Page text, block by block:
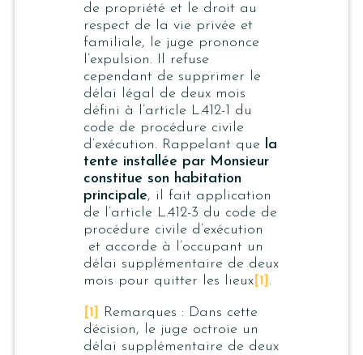
de propriété et le droit au
respect de la vie privée et
familiale, le juge prononce
l’expulsion. Il refuse
cependant de supprimer le
délai légal de deux mois
défini à l’article L.412-1 du
code de procédure civile
d’exécution. Rappelant que la
tente installée par Monsieur
constitue son habitation
principale, il fait application
de l’article L.412-3 du code de
procédure civile d’exécution
et accorde à l’occupant un
délai supplémentaire de deux
mois pour quitter les lieux[1] .
[1]
Remarques : Dans cette
décision, le juge octroie un
délai supplémentaire de deux